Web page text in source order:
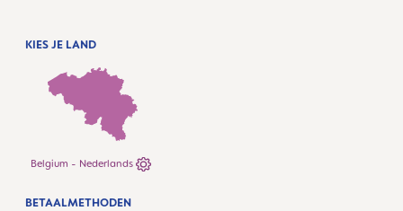
KIES JE LAND
Belgium - Nederlands
BETAALMETHODEN